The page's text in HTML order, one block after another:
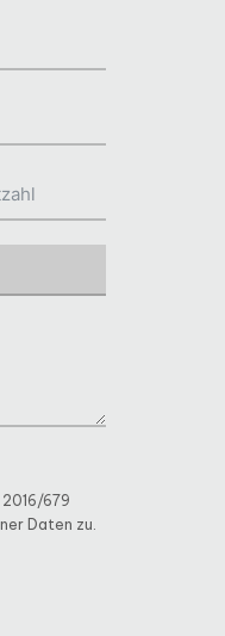
2016/679
Daten zu.